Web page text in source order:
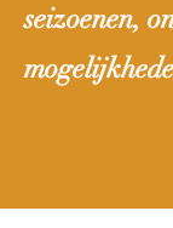
seizoenen,